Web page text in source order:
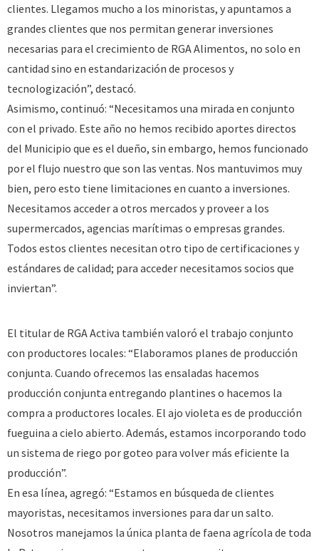
clientes. Llegamos mucho a los minoristas, y apuntamos a
grandes clientes que nos permitan generar inversiones
necesarias para el crecimiento de RGA Alimentos, no solo en
cantidad sino en estandarización de procesos y
tecnologización”, destacó.
Asimismo, continuó: “Necesitamos una mirada en conjunto
con el privado. Este año no hemos recibido aportes directos
del Municipio que es el dueño, sin embargo, hemos funcionado
por el flujo nuestro que son las ventas. Nos mantuvimos muy
bien, pero esto tiene limitaciones en cuanto a inversiones.
Necesitamos acceder a otros mercados y proveer a los
supermercados, agencias marítimas o empresas grandes.
Todos estos clientes necesitan otro tipo de certificaciones y
estándares de calidad; para acceder necesitamos socios que
inviertan”.
El titular de RGA Activa también valoró el trabajo conjunto
con productores locales: “Elaboramos planes de producción
conjunta. Cuando ofrecemos las ensaladas hacemos
producción conjunta entregando plantines o hacemos la
compra a productores locales. El ajo violeta es de producción
fueguina a cielo abierto. Además, estamos incorporando todo
un sistema de riego por goteo para volver más eficiente la
producción”.
En esa línea, agregó: “Estamos en búsqueda de clientes
mayoristas, necesitamos inversiones para dar un salto.
Nosotros manejamos la única planta de faena agrícola de toda